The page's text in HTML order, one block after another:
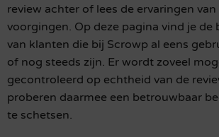
review achter of lees de ervaringen
voorgingen. Op deze pagina vind je de
van klanten die bij Scrowp al eens
of nog steeds zijn. Er wordt zoveel
gecontroleerd op echtheid van de
proberen daarmee een betrouwbaar
te schetsen.